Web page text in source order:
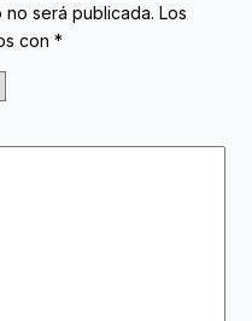
será publicada. Los
con *